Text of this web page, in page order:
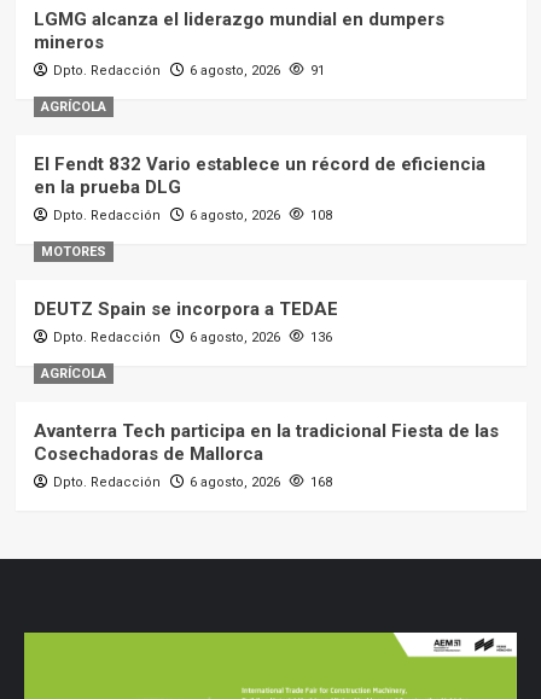
LGMG alcanza el liderazgo mundial en dumpers
mineros
Dpto. Redacción 6 agosto, 2026 91
AGRÍCOLA
El Fendt 832 Vario establece un récord de eficiencia
en la prueba DLG
Dpto. Redacción 6 agosto, 2026 108
MOTORES
DEUTZ Spain se incorpora a TEDAE
Dpto. Redacción 6 agosto, 2026 136
AGRÍCOLA
Avanterra Tech participa en la tradicional Fiesta de las
Cosechadoras de Mallorca
Dpto. Redacción 6 agosto, 2026 168